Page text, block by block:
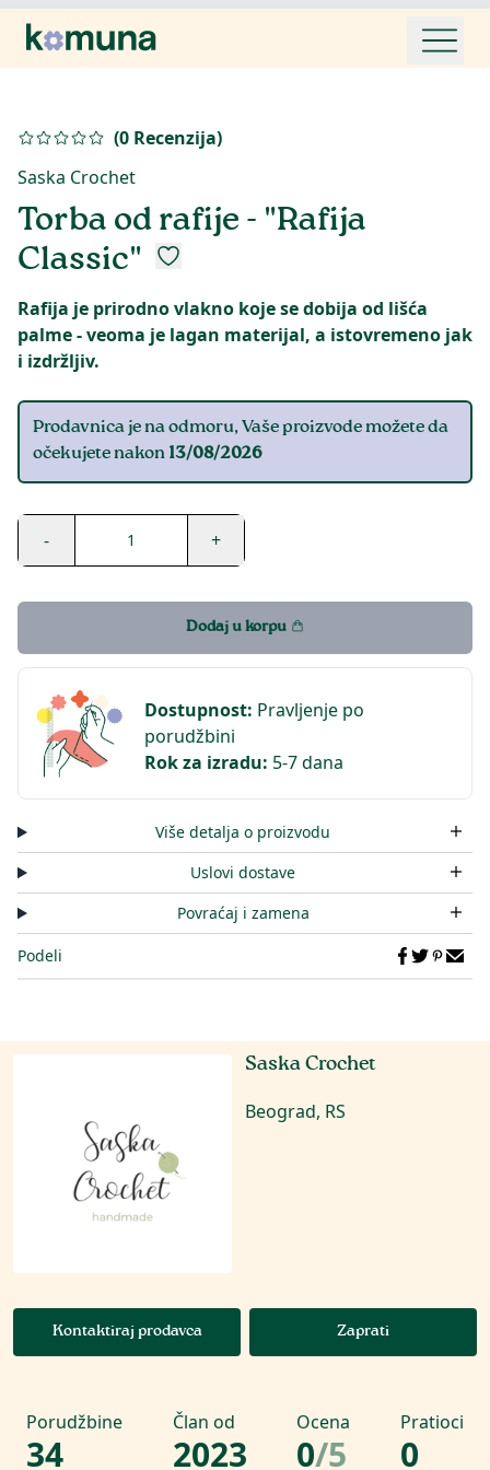
(0 Recenzija)
Saska Crochet
Torba od rafije - "Rafija
Classic"
Rafija je prirodno vlakno koje se dobija od lišća
palme - veoma je lagan materijal, a istovremeno jak
Prodavnica je na odmoru, Vaše proizvode možete da
očekujete nakon13/08/2026
- 1 +
Dodaj u korpu
Dostupnost: Pravljenje po
porudžbini
Rok za izradu: 5-7 dana
Više detalja o proizvodu
Uslovi dostave
Povraćaj i zamena
Podeli
Saska Crochet
Beograd, RS
Kontaktiraj prodavca Zaprati
Porudžbine
34
Član od
2023
Ocena
0/5
Pratioci
0